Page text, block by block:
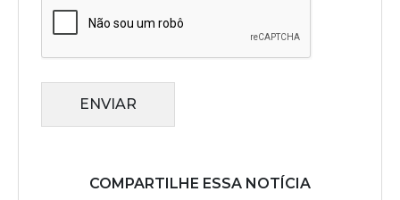
ENVIAR
COMPARTILHE ESSA NOTÍCIA